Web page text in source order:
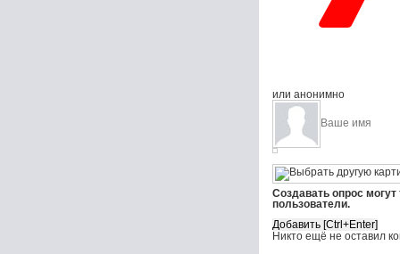
или анонимно
Создавать опрос
пользователи.
Никто ещё не оставил